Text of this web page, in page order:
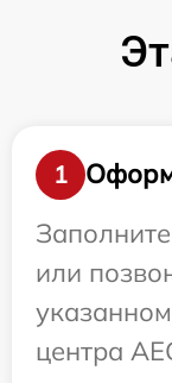
1
или
центра